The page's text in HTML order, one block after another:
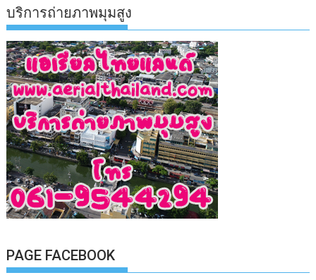
บริการถ่ายภาพมุมสูง
PAGE FACEBOOK